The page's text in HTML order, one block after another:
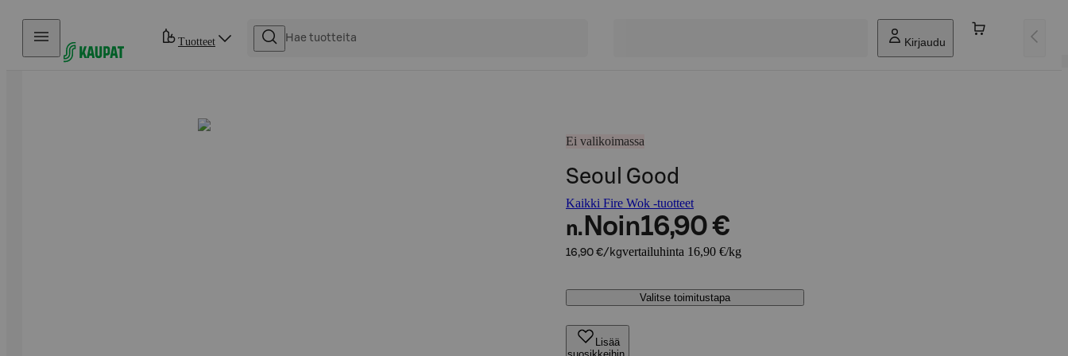
Hyppää sisältöön
Tuotteet Kirjaudu
Ei valikoimassa
Seoul Good
Kaikki Fire Wok -tuotteet
n. Noin16,90 €
16,90 €/kgvertailuhinta 16,90 €/kg
Valitse toimitustapa
Lisää